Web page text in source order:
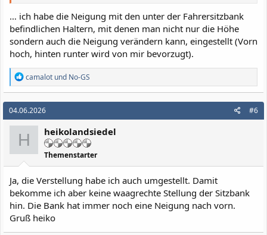
… ich habe die Neigung mit den unter der Fahrersitzbank
befindlichen Haltern, mit denen man nicht nur die Höhe
sondern auch die Neigung verändern kann, eingestellt (Vorn
hoch, hinten runter wird von mir bevorzugt).
R
e
a
k
t
i
o
n
e
n
camalot und No-GS
04.06.2026 #6
H heikolandsiedel
Themenstarter
Ja, die Verstellung habe ich auch umgestellt. Damit
bekomme ich aber keine waagrechte Stellung der Sitzbank
hin. Die Bank hat immer noch eine Neigung nach vorn.
Gruß heiko